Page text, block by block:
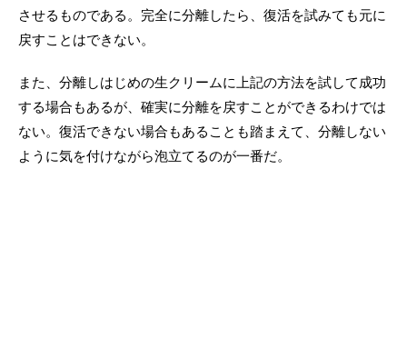
させるものである。完全に分離したら、復活を試みても元に
戻すことはできない。
また、分離しはじめの生クリームに上記の方法を試して成功
する場合もあるが、確実に分離を戻すことができるわけでは
ない。復活できない場合もあることも踏まえて、分離しない
ように気を付けながら泡立てるのが一番だ。